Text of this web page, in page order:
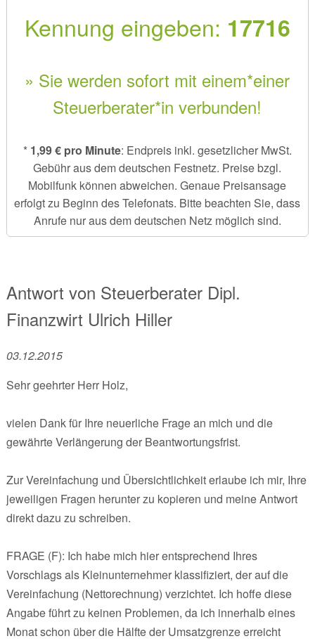
Kennung eingeben: 17716
» Sie werden sofort mit einem*einer
Steuerberater*in verbunden!
* 1,99 € pro Minute: Endpreis inkl. gesetzlicher MwSt.
Gebühr aus dem deutschen Festnetz. Preise bzgl.
Mobilfunk können abweichen. Genaue Preisansage
erfolgt zu Beginn des Telefonats. Bitte beachten Sie, dass
Anrufe nur aus dem deutschen Netz möglich sind.
Antwort von Steuerberater Dipl.
Finanzwirt Ulrich Hiller
03.12.2015
Sehr geehrter Herr Holz,
vielen Dank für Ihre neuerliche Frage an mich und die
gewährte Verlängerung der Beantwortungsfrist.
Zur Vereinfachung und Übersichtlichkeit erlaube ich mir, Ihre
jeweiligen Fragen herunter zu kopieren und meine Antwort
direkt dazu zu schreiben.
FRAGE (F): Ich habe mich hier entsprechend Ihres
Vorschlags als Kleinunternehmer klassifiziert, der auf die
Vereinfachung (Nettorechnung) verzichtet. Ich hoffe diese
Angabe führt zu keinen Problemen, da ich innerhalb eines
Monat schon über die Hälfte der Umsatzgrenze erreicht